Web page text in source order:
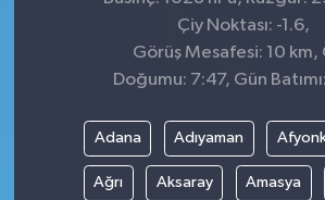
Çiy Noktası: -1.6,
Görüş Mesafesi: 10 km,
Doğumu: 7:47, Gün
Adana Adıyaman
Ağrı Aksaray Amasya